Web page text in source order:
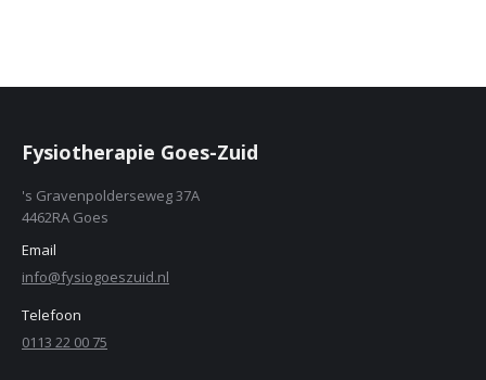
Fysiotherapie Goes-Zuid
's Gravenpolderseweg 37A
4462RA Goes
Email
info@fysiogoeszuid.nl
Telefoon
0113 22 00 75